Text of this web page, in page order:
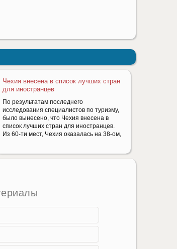
Чехия внесена в список лучших стран
для иностранцев
По результатам последнего
исследования специалистов по туризму,
было вынесено, что Чехия внесена в
список лучших стран для иностранцев.
Из 60-ти мест, Чехия оказалась на 38-ом,